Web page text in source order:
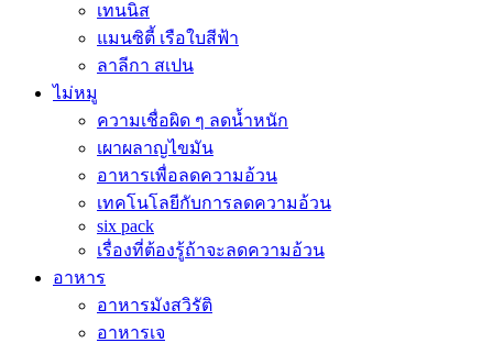
เทนนิส
แมนซิตี้ เรือใบสีฟ้า
ลาลีกา สเปน
ไม่หมู
ความเชื่อผิด ๆ ลดน้ำหนัก
เผาผลาญไขมัน
อาหารเพื่อลดความอ้วน
เทคโนโลยีกับการลดความอ้วน
six pack
เรื่องที่ต้องรู้ถ้าจะลดความอ้วน
อาหาร
อาหารมังสวิรัติ
อาหารเจ